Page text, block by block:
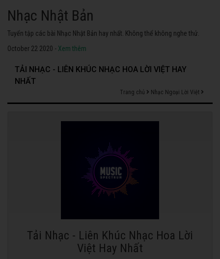
Nhạc Nhật Bản
Tuyển tập các bài Nhạc Nhật Bản hay nhất. Không thể không nghe thử.
October 22 2020 - Xem thêm
TẢI NHẠC - LIÊN KHÚC NHẠC HOA LỜI VIỆT HAY
NHẤT
Trang chủ Nhạc Ngoại Lời Việt
Tải Nhạc - Liên Khúc Nhạc Hoa Lời
Việt Hay Nhất